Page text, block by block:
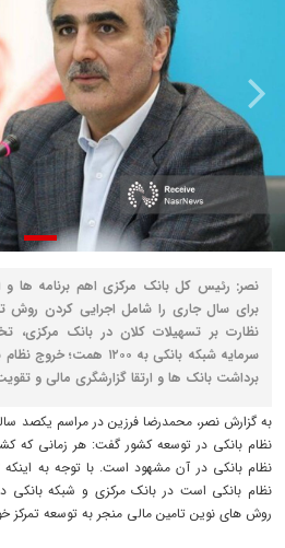
نصر: رئیس کل بانک مرکزی اهم برنامه ها و
برای سال جاری را شامل اجرایی کردن روش
نظارت بر تسهیلات کلان در بانک مرکزی،
سرمایه شبکه بانکی به
برداشت بانک ها و ارتقا گزارشگری مالی و
به گزارش نصر، محمدرضا فرزین در مراسم یکصد
نظام بانکی در توسعه کشور گفت: هر زمانی که
روش های نوین تامین مالی منجر به توسعه تمرکز